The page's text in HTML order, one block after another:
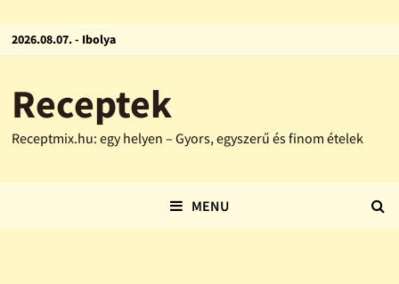
2026.08.07. - Ibolya
Receptek
Receptmix.hu: egy helyen – Gyors, egyszerű és finom ételek
MENU